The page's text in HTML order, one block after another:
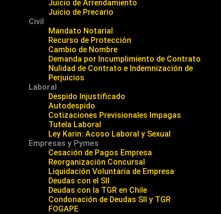
Juicio de Arrendamiento
Juicio de Precario
Civil
Mandato Notarial
Recurso de Protección
Cambio de Nombre
Demanda por Incumplimiento de Contrato
Nulidad de Contrato e Indemnización de
Perjuicios
Laboral
Despido Injustificado
Autodespido
Cotizaciones Previsionales Impagas
Tutela Laboral
Ley Karin: Acoso Laboral y Sexual
Empresas y Pymes
Cesación de Pagos Empresa
Reorganización Concursal
Liquidación Voluntaria de Empresa
Deudas con el SII
Deudas con la TGR en Chile
Condonación de Deudas SII y TGR
FOGAPE